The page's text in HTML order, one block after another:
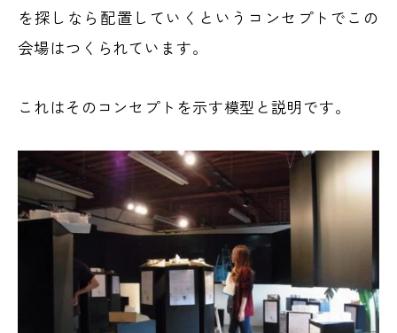
を探しなら配置していくというコンセプトでこの
会場はつくられています。
これはそのコンセプトを示す模型と説明です。